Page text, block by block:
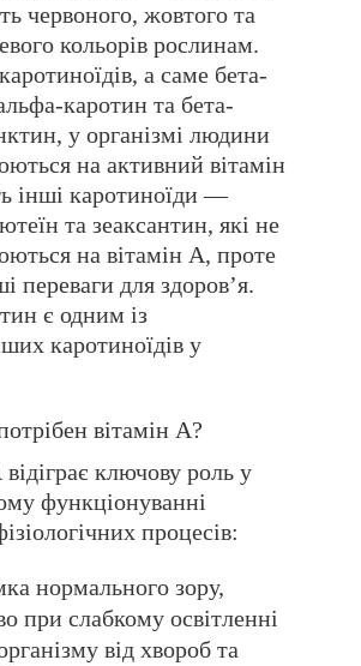
червоного, жовтого та
кольорів рослинам.
а саме бета-
каротин та бета-
у організмі людини
на активний вітамін
інші каротиноїди —
та зеаксантин, які не
на вітамін А, проте
переваги для здоровʼя.
є одним із
каротиноїдів у
вітамін А?
ключову роль у
функціонуванні
процесів:
нормального зору,
при слабкому освітленні
від хвороб та